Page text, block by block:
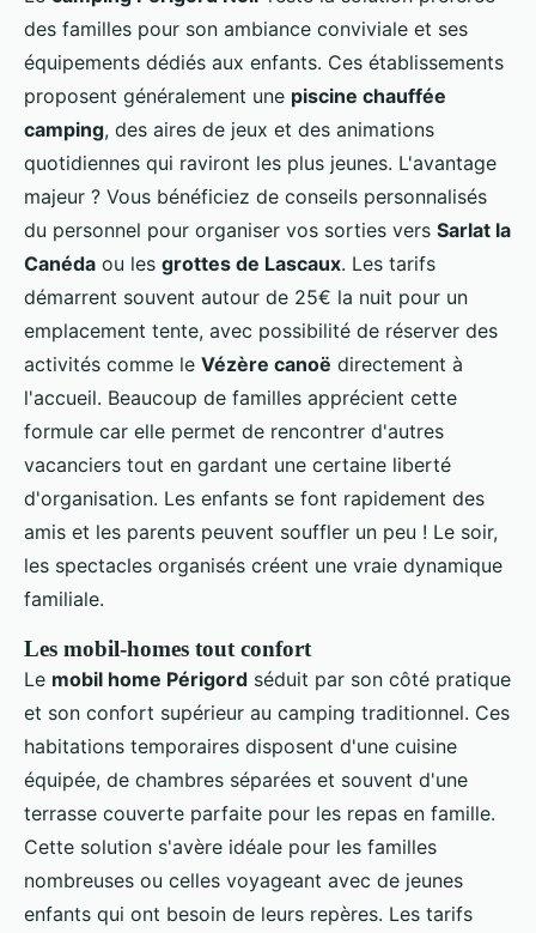
des familles pour son ambiance conviviale et ses
équipements dédiés aux enfants. Ces établissements
proposent généralement une piscine chauffée
camping, des aires de jeux et des animations
quotidiennes qui raviront les plus jeunes. L'avantage
majeur ? Vous bénéficiez de conseils personnalisés
du personnel pour organiser vos sorties vers Sarlat la
Canéda ou les grottes de Lascaux. Les tarifs
démarrent souvent autour de 25€ la nuit pour un
emplacement tente, avec possibilité de réserver des
activités comme le Vézère canoë directement à
l'accueil. Beaucoup de familles apprécient cette
formule car elle permet de rencontrer d'autres
vacanciers tout en gardant une certaine liberté
d'organisation. Les enfants se font rapidement des
amis et les parents peuvent souffler un peu ! Le soir,
les spectacles organisés créent une vraie dynamique
familiale.
Les mobil-homes tout confort
Le mobil home Périgord séduit par son côté pratique
et son confort supérieur au camping traditionnel. Ces
habitations temporaires disposent d'une cuisine
équipée, de chambres séparées et souvent d'une
terrasse couverte parfaite pour les repas en famille.
Cette solution s'avère idéale pour les familles
nombreuses ou celles voyageant avec de jeunes
enfants qui ont besoin de leurs repères. Les tarifs